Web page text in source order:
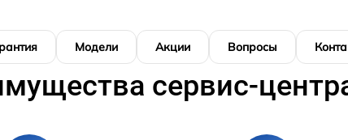
Модели Акции Вопросы
сервис-